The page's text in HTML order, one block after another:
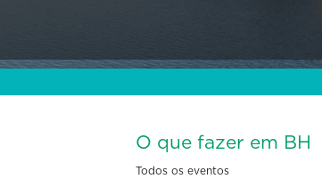
O que fazer em BH
Todos os eventos